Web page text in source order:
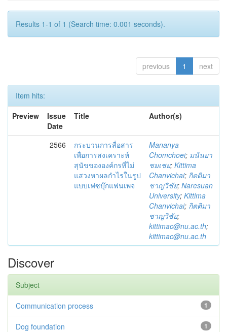
Results 1-1 of 1 (Search time: 0.001 seconds).
previous 1 next
Item hits:
Preview
Issue
Date
Title Author(s)
2566
กระบวนการสื่อสาร
เพื่อการสงเคราะห์
สุนัขขององค์กรที่ไม่
แสวงหาผลกำไรในรูป
แบบเฟซบุ๊กแฟนเพจ
Mananya
Chomchoei; มนันยา
ชมเชย; Kittima
Chanvichai; กิตติมา
ชาญวิชัย; Naresuan
University; Kittima
Chanvichai; กิตติมา
ชาญวิชัย;
kittimac@nu.ac.th;
kittimac@nu.ac.th
Discover
Subject
1
Communication process
1
Dog foundation